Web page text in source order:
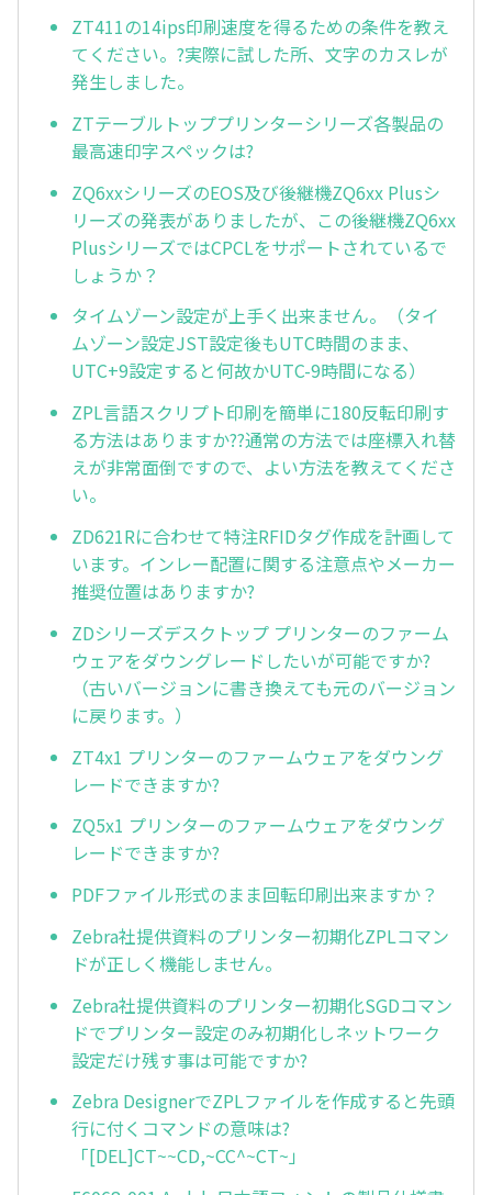
ZT411の14ips印刷速度を得るための条件を教え
てください。?実際に試した所、文字のカスレが
発生しました。
ZTテーブルトッププリンターシリーズ各製品の
最高速印字スペックは?
ZQ6xxシリーズのEOS及び後継機ZQ6xx Plusシ
リーズの発表がありましたが、この後継機ZQ6xx
PlusシリーズではCPCLをサポートされているで
しょうか？
タイムゾーン設定が上手く出来ません。（タイ
ムゾーン設定JST設定後もUTC時間のまま、
UTC+9設定すると何故かUTC-9時間になる）
ZPL言語スクリプト印刷を簡単に180反転印刷す
る方法はありますか??通常の方法では座標入れ替
えが非常面倒ですので、よい方法を教えてくださ
い。
ZD621Rに合わせて特注RFIDタグ作成を計画して
います。インレー配置に関する注意点やメーカー
推奨位置はありますか?
ZDシリーズデスクトップ プリンターのファーム
ウェアをダウングレードしたいが可能ですか?
（古いバージョンに書き換えても元のバージョン
に戻ります。）
ZT4x1 プリンターのファームウェアをダウング
レードできますか?
ZQ5x1 プリンターのファームウェアをダウング
レードできますか?
PDFファイル形式のまま回転印刷出来ますか？
Zebra社提供資料のプリンター初期化ZPLコマン
ドが正しく機能しません。
Zebra社提供資料のプリンター初期化SGDコマン
ドでプリンター設定のみ初期化しネットワーク
設定だけ残す事は可能ですか?
Zebra DesignerでZPLファイルを作成すると先頭
行に付くコマンドの意味は?
「[DEL]CT~~CD,~CC^~CT~」